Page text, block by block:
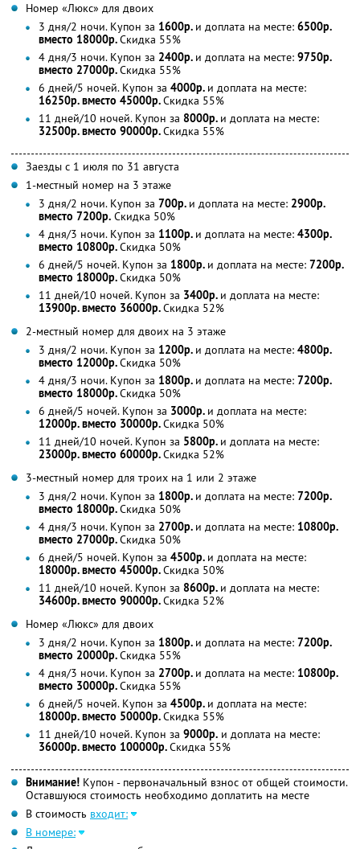
Номер «Люкс» для двоих
3 дня/2 ночи. Купон за 1600р. и доплата на месте: 6500р.
вместо 18000р.Скидка 55%
4 дня/3 ночи. Купон за 2400р. и доплата на месте: 9750р.
вместо 27000р.Скидка 55%
6 дней/5 ночей. Купон за 4000р. и доплата на месте:
16250р. вместо 45000р.Скидка 55%
11 дней/10 ночей. Купон за 8000р. и доплата на месте:
32500р. вместо 90000р.Скидка 55%
Заезды с 1 июля по 31 августа
1-местный номер на 3 этаже
3 дня/2 ночи. Купон за 700р. и доплата на месте: 2900р.
вместо 7200р. Скидка 50%
4 дня/3 ночи. Купон за 1100р. и доплата на месте: 4300р.
вместо 10800р.Скидка 50%
6 дней/5 ночей. Купон за 1800р. и доплата на месте: 7200р.
вместо 18000р.Скидка 50%
11 дней/10 ночей. Купон за 3400р. и доплата на месте:
13900р. вместо 36000р.Скидка 52%
2-местный номер для двоих на 3 этаже
3 дня/2 ночи. Купон за 1200р. и доплата на месте: 4800р.
вместо 12000р.Скидка 50%
4 дня/3 ночи. Купон за 1800р. и доплата на месте: 7200р.
вместо 18000р.Скидка 50%
6 дней/5 ночей. Купон за 3000р. и доплата на месте:
12000р. вместо 30000р.Скидка 50%
11 дней/10 ночей. Купон за 5800р. и доплата на месте:
23000р. вместо 60000р.Скидка 52%
3-местный номер для троих на 1 или 2 этаже
3 дня/2 ночи. Купон за 1800р. и доплата на месте: 7200р.
вместо 18000р.Скидка 50%
4 дня/3 ночи. Купон за 2700р. и доплата на месте: 10800р.
вместо 27000р.Скидка 50%
6 дней/5 ночей. Купон за 4500р. и доплата на месте:
18000р. вместо 45000р.Скидка 50%
11 дней/10 ночей. Купон за 8600р. и доплата на месте:
34600р. вместо 90000р.Скидка 52%
Номер «Люкс» для двоих
3 дня/2 ночи. Купон за 1800р. и доплата на месте: 7200р.
вместо 20000р.Скидка 55%
4 дня/3 ночи. Купон за 2700р. и доплата на месте: 10800р.
вместо 30000р.Скидка 55%
6 дней/5 ночей. Купон за 4500р. и доплата на месте:
18000р. вместо 50000р.Скидка 55%
11 дней/10 ночей. Купон за 9000р. и доплата на месте:
36000р. вместо 100000р.Скидка 55%
Внимание! Купон - первоначальный взнос от общей стоимости.
Оставшуюся стоимость необходимо доплатить на месте
В стоимость входит:
В номере: